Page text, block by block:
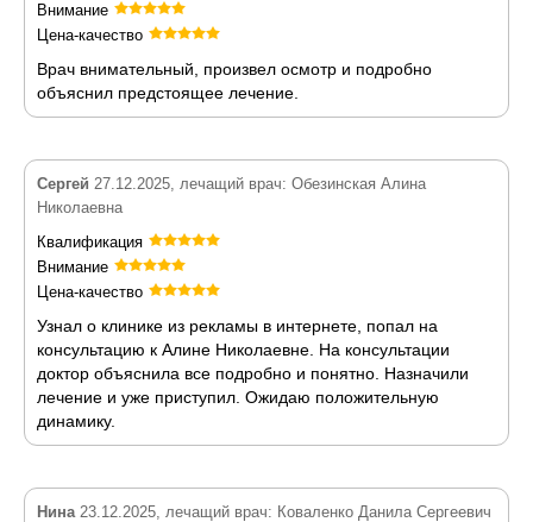
Внимание
Цена-качество
Врач внимательный, произвел осмотр и подробно
объяснил предстоящее лечение.
Сергей 27.12.2025, лечащий врач: Обезинская Алина
Николаевна
Квалификация
Внимание
Цена-качество
Узнал о клинике из рекламы в интернете, попал на
консультацию к Алине Николаевне. На консультации
доктор объяснила все подробно и понятно. Назначили
лечение и уже приступил. Ожидаю положительную
динамику.
Нина23.12.2025, лечащий врач: Коваленко Данила Сергеевич